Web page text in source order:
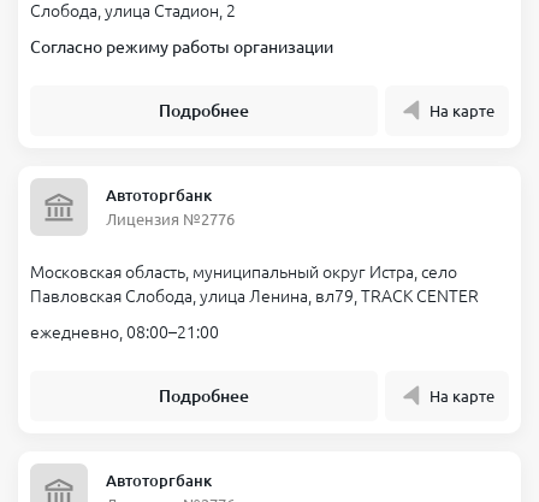
Слобода, улица Стадион, 2
Согласно режиму работы организации
Подробнее На карте
Автоторгбанк
Лицензия №2776
Московская область, муниципальный округ Истра, село
Павловская Слобода, улица Ленина, вл79, TRACK CENTER
ежедневно, 08:00–21:00
Подробнее На карте
Автоторгбанк